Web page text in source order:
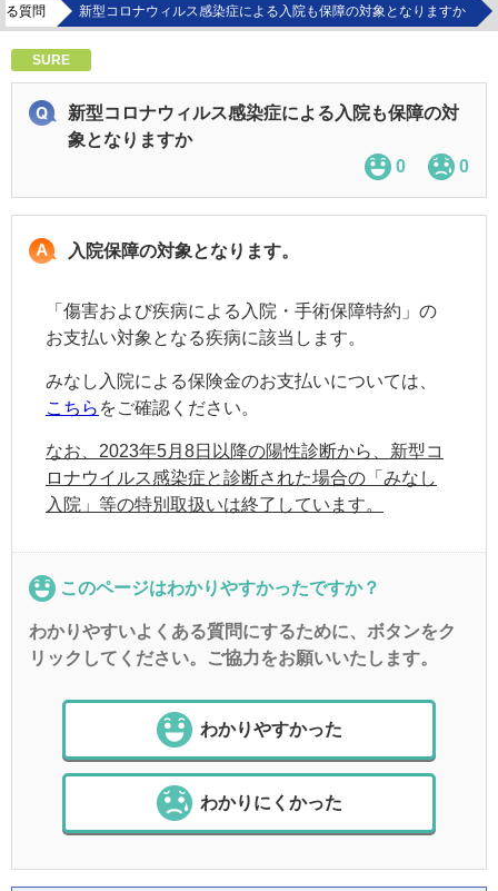
る質問 新型コロナウィルス感染症による入院も保障の対象となりますか
SURE
新型コロナウィルス感染症による入院も保障の対
象となりますか
0
0
入院保障の対象となります。
「傷害および疾病による入院・手術保障特約」の
お支払い対象となる疾病に該当します。
みなし入院による保険金のお支払いについては、
こちら をご確認ください。
なお、2023年5月8日以降の陽性診断から、新型コ
ロナウイルス感染症と診断された場合の「みなし
入院」等の特別取扱いは終了しています。
このページはわかりやすかったですか？
わかりやすいよくある質問にするために、ボタンをク
リックしてください。ご協力をお願いいたします。
わかりやすかった
わかりにくかった